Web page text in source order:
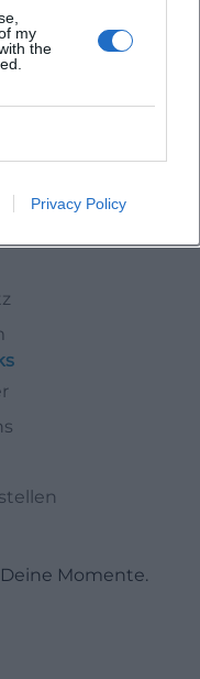
my
the
Privacy Policy
mit großer
am
#Pullach
Momente.